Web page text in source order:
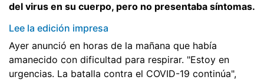
del virus en su cuerpo, pero no presentaba síntomas.
Lee la edición impresa
Ayer anunció en horas de la mañana que había
amanecido con dificultad para respirar. "Estoy en
urgencias. La batalla contra el COVID-19 continúa",